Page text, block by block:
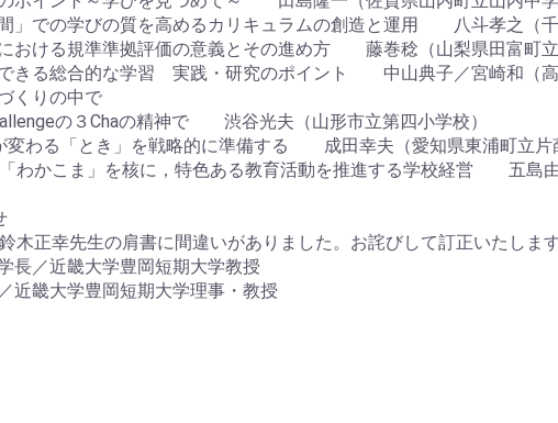
」での学びの質を高めるカリキュラムの創造と運用 八斗孝之（千
おける規準準拠評価の意義とその進め方 藤巻稔（山梨県田富町立
きる総合的な学習 実践・研究のポイント 中山典子／宮崎和（高
くりの中で
の３Chaの精神で 渋谷光夫（山形市立第四小学校）
わる「とき」を戦略的に準備する 成田幸夫（愛知県東浦町立片
わかこま」を核に，特色ある教育活動を推進する学校経営 五島
木正幸先生の肩書に間違いがありました。お詫びして訂正いたします
長／近畿大学豊岡短期大学教授
近畿大学豊岡短期大学理事・教授